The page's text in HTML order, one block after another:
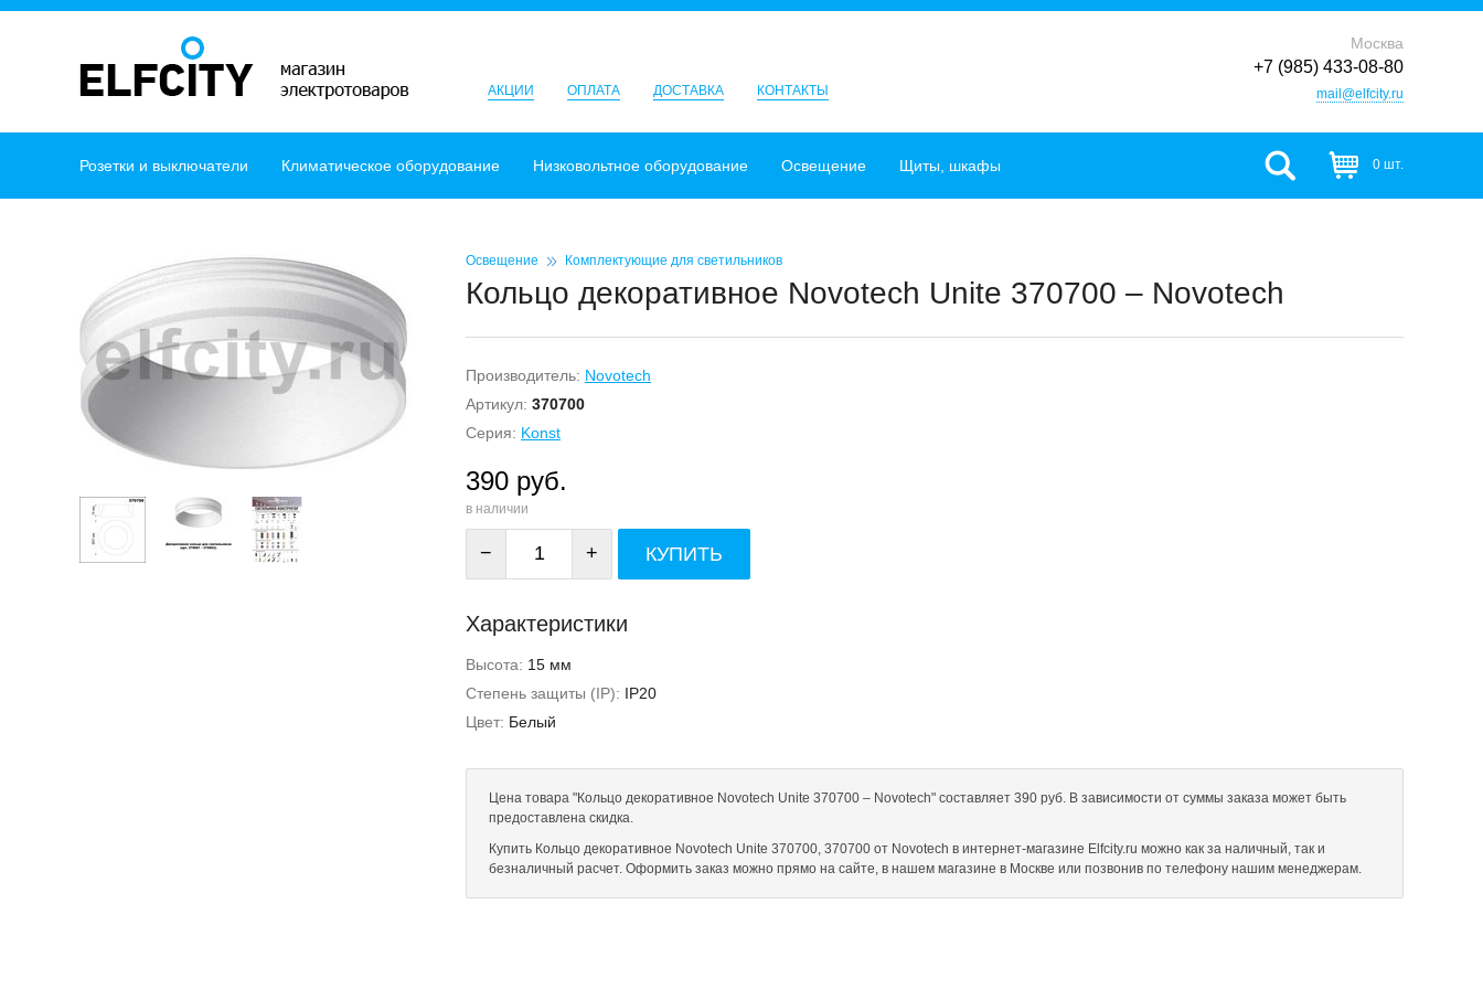
АКЦИИ ОПЛАТА ДОСТАВКА КОНТАКТЫ
Москва
+7 (985) 433-08-80
mail@elfcity.ru
Розетки и выключатели Климатическое оборудование Низковольтное оборудование Освещение Щиты, шкафы 0 шт.
Освещение Комплектующие для светильников
Кольцо декоративное Novotech Unite 370700 – Novotech
Производитель: Novotech
Артикул: 370700
Серия: Konst
390 руб.
в наличии
− + КУПИТЬ
Характеристики
Высота: 15 мм
Степень защиты (IP): IP20
Цвет: Белый
Цена товара "Кольцо декоративное Novotech Unite 370700 – Novotech" составляет 390 руб. В зависимости от суммы заказа может быть
предоставлена скидка.
Купить Кольцо декоративное Novotech Unite 370700, 370700 от Novotech в интернет-магазине Elfcity.ru можно как за наличный, так и
безналичный расчет. Оформить заказ можно прямо на сайте, в нашем магазине в Москве или позвонив по телефону нашим менеджерам.